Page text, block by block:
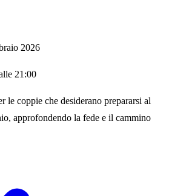
2026
21:00
le coppie che desiderano prepararsi al
approfondendo la fede e il cammino